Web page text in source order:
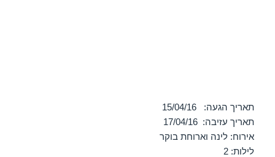
תאריך הגעה: 15/04/16
תאריך עזיבה: 17/04/16
אירוח: לינה וארוחת בוקר
לילות: 2